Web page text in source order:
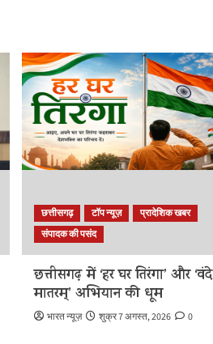
छत्तीसगढ़ टॉप न्यूज़
प्रादेशिक खबर
संपादक की पसंद
छत्तीसगढ़ में ‘हर घर तिरंगा’ और ‘वंदे
मातरम्’ अभियान की धूम
भारत न्यूज़ शुक्र 7 अगस्त, 2026 0